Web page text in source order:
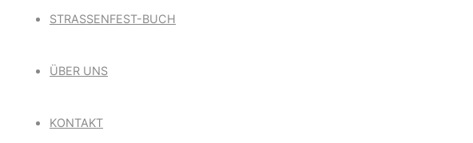
STRASSENFEST-BUCH
ÜBER UNS
KONTAKT